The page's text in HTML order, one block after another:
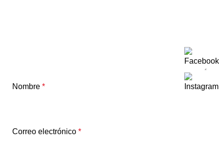
Nombre *
Correo electrónico *